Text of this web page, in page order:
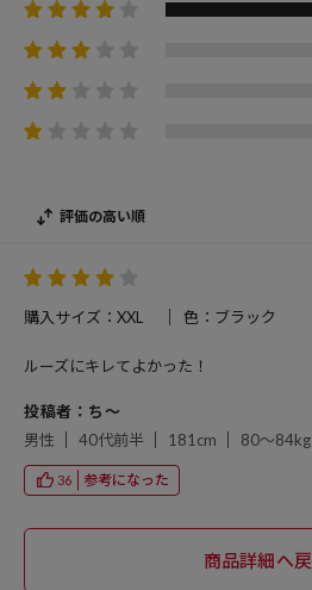
評価の高い順
購入サイズ：XXL 色：ブラック
ルーズにキレてよかった！
投稿者：ち〜
男性
40代前半 181cm 80～84kg
36 参考になった